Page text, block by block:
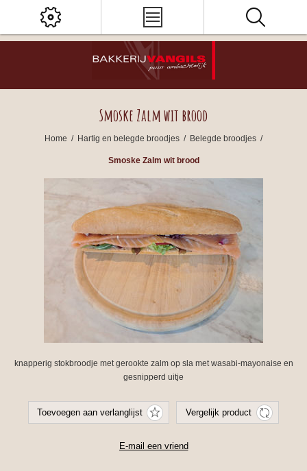
Smoske Zalm wit brood
Home / Hartig en belegde broodjes / Belegde broodjes /
Smoske Zalm wit brood
knapperig stokbroodje met gerookte zalm op sla met wasabi-mayonaise en
gesnipperd uitje